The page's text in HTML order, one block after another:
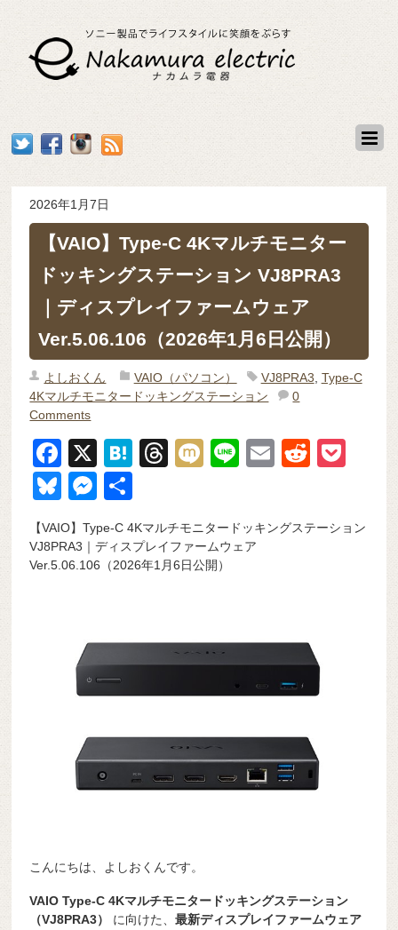
2026年1月7日
【VAIO】Type-C 4Kマルチモニター
ドッキングステーション VJ8PRA3
｜ディスプレイファームウェア
Ver.5.06.106（2026年1月6日公開）
よしおくん VAIO（パソコン） VJ8PRA3 Type-C
4Kマルチモニタードッキングステーション
0
Comments
F
a
c
e
b
X
H
n
a
T
a
d
M
Li
E
R
di et
Bl
u
e
sk
M
ss
e
er
【VAIO】Type-C 4Kマルチモニタードッキングステーション
VJ8PRA3｜ディスプレイファームウェア
Ver.5.06.106（2026年1月6日公開）
こんにちは、よしおくんです。
VAIO Type-C 4Kマルチモニタードッキングステーション
（VJ8PRA3）
に向けた、最新ディスプレイファームウェア